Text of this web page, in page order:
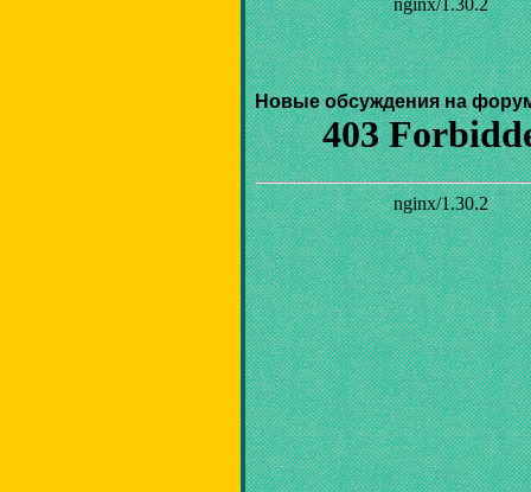
Новые обсуждения на